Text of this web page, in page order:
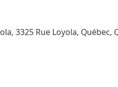
3325 Rue Loyola, Québec,